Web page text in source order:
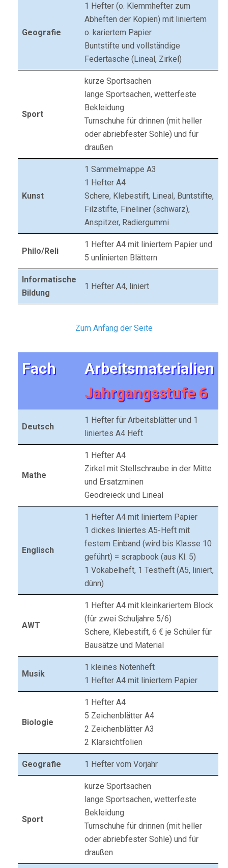
Geografie
1 Hefter (o. Klemmhefter zum
Abheften der Kopien) mit liniertem
o. kariertem Papier
Buntstifte und vollständige
Federtasche (Lineal, Zirkel)
Sport
kurze Sportsachen
lange Sportsachen, wetterfeste
Bekleidung
Turnschuhe für drinnen (mit heller
oder abriebfester Sohle) und für
draußen
Kunst
1 Sammelmappe A3
1 Hefter A4
Schere, Klebestift, Lineal, Buntstifte,
Filzstifte, Fineliner (schwarz),
Anspitzer, Radiergummi
Philo/Reli
1 Hefter A4 mit liniertem Papier und
5 unlinierten Blättern
Informatische
Bildung
1 Hefter A4, liniert
Zum Anfang der Seite
Fach
Arbeitsmaterialien
Jahrgangsstufe 6
Deutsch
1 Hefter für Arbeitsblätter und 1
liniertes A4 Heft
Mathe
1 Hefter A4
Zirkel mit Stellschraube in der Mitte
und Ersatzminen
Geodreieck und Lineal
Englisch
1 Hefter A4 mit liniertem Papier
1 dickes liniertes A5-Heft mit
festem Einband (wird bis Klasse 10
geführt) = scrapbook (aus Kl. 5)
1 Vokabelheft, 1 Testheft (A5, liniert,
dünn)
AWT
1 Hefter A4 mit kleinkariertem Block
(für zwei Schuljahre 5/6)
Schere, Klebestift, 6 € je Schüler für
Bausätze und Material
Musik
1 kleines Notenheft
1 Hefter A4 mit liniertem Papier
Biologie
1 Hefter A4
5 Zeichenblätter A4
2 Zeichenblätter A3
2 Klarsichtfolien
Geografie 1 Hefter vom Vorjahr
Sport
kurze Sportsachen
lange Sportsachen, wetterfeste
Bekleidung
Turnschuhe für drinnen (mit heller
oder abriebfester Sohle) und für
draußen